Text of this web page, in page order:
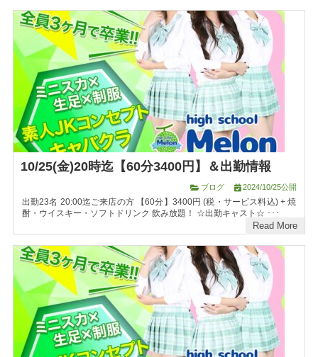
10/25(金)20時迄【60分3400円】＆出勤情報
ブログ 2024/10/25公開
出勤23名 20:00迄ご来店の方 【60分】3400円 (税・サービス料込) + 焼
酎・ウイスキー・ソフトドリンク 飲み放題！ ☆出勤キャスト☆ ･･･
Read More